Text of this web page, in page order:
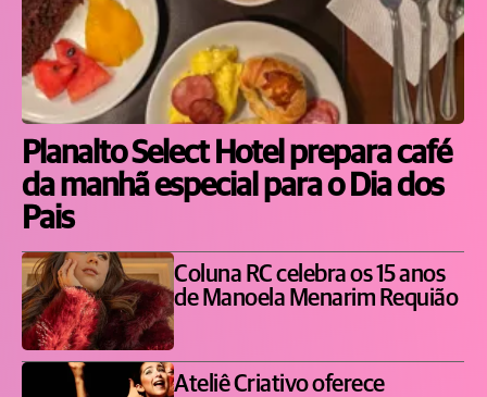
Planalto Select Hotel prepara café
da manhã especial para o Dia dos
Pais
Coluna RC celebra os 15 anos
de Manoela Menarim Requião
Ateliê Criativo oferece